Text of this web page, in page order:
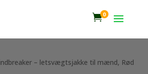
0
– letsvægtsjakke til mænd, Rød